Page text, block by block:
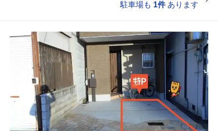
駐車場も 1件あります